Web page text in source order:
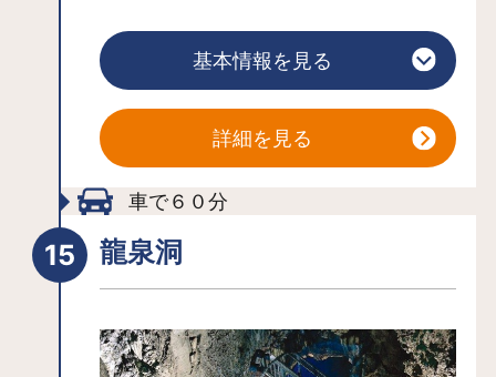
とは、「瓶に詰まった宮古のめぐみを
ほかほかご飯にまるごとかけて」をコ
ンセプトとし、牛乳瓶に入った宮古の
旬の食材を、お客様自身がその場でご
飯かけて食べる体験型のご当地丼で
す。
基本情報を見る
詳細を見る
車で６０分
龍泉洞